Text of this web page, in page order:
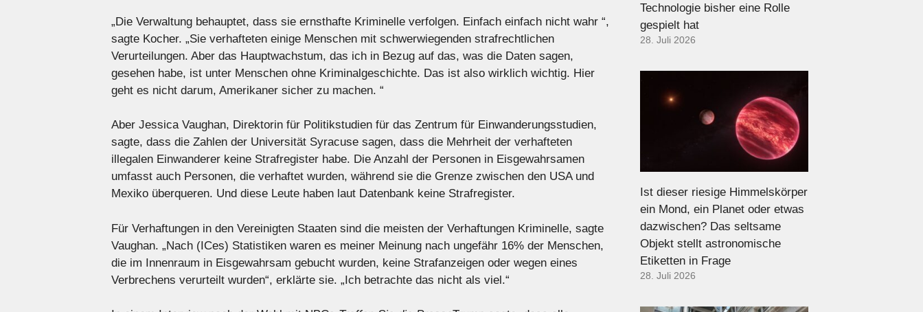
„Die Verwaltung behauptet, dass sie ernsthafte Kriminelle verfolgen. Einfach einfach nicht wahr “,
sagte Kocher. „Sie verhafteten einige Menschen mit schwerwiegenden strafrechtlichen
Verurteilungen. Aber das Hauptwachstum, das ich in Bezug auf das, was die Daten sagen,
gesehen habe, ist unter Menschen ohne Kriminalgeschichte. Das ist also wirklich wichtig. Hier
geht es nicht darum, Amerikaner sicher zu machen. “
Aber Jessica Vaughan, Direktorin für Politikstudien für das Zentrum für Einwanderungsstudien,
sagte, dass die Zahlen der Universität Syracuse sagen, dass die Mehrheit der verhafteten
illegalen Einwanderer keine Strafregister habe. Die Anzahl der Personen in Eisgewahrsamen
umfasst auch Personen, die verhaftet wurden, während sie die Grenze zwischen den USA und
Mexiko überqueren. Und diese Leute haben laut Datenbank keine Strafregister.
Für Verhaftungen in den Vereinigten Staaten sind die meisten der Verhaftungen Kriminelle, sagte
Vaughan. „Nach (ICes) Statistiken waren es meiner Meinung nach ungefähr 16% der Menschen,
die im Innenraum in Eisgewahrsam gebucht wurden, keine Strafanzeigen oder wegen eines
Verbrechens verurteilt wurden“, erklärte sie. „Ich betrachte das nicht als viel.“
Technologie bisher eine Rolle
gespielt hat
28. Juli 2026
Ist dieser riesige Himmelskörper
ein Mond, ein Planet oder etwas
dazwischen? Das seltsame
Objekt stellt astronomische
Etiketten in Frage
28. Juli 2026